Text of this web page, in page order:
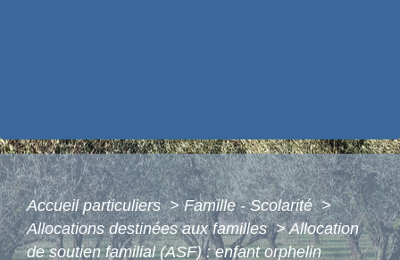
Accueil particuliers> Famille - Scolarité>
Allocations destinées aux familles> Allocation
de soutien familial (ASF) : enfant orphelin